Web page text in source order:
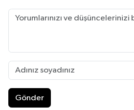
Gönder